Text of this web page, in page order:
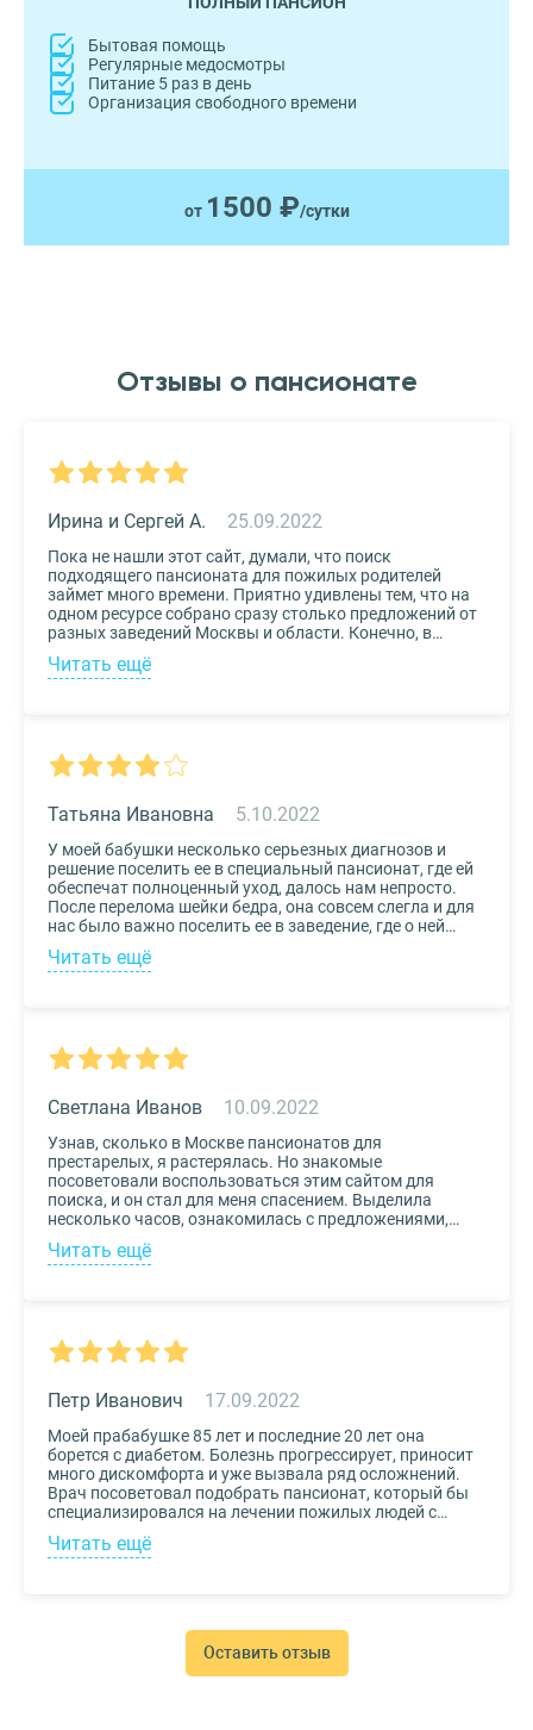
Бытовая помощь
Регулярные медосмотры
Питание 5 раз в день
Организация свободного времени
от 1500 ₽/сутки
Отзывы о пансионате
25.09.2022
Ирина и Сергей А.
Пока не нашли этот сайт, думали, что поиск
подходящего пансионата для пожилых родителей
займет много времени. Приятно удивлены тем, что на
одном ресурсе собрано сразу столько предложений от
разных заведений Москвы и области. Конечно, в
приоритете был выбор по месту расположения –
хотелось бы, чтоб пансионат находился недалеко от
подробная, что определиться на наиболее подходящем
сервис!
Читать ещё
5.10.2022
Татьяна Ивановна
У моей бабушки несколько серьезных диагнозов и
решение поселить ее в специальный пансионат, где ей
обеспечат полноценный уход, далось нам непросто.
После перелома шейки бедра, она совсем слегла и для
нас было важно поселить ее в заведение, где о ней
будут заботиться круглосуточно. Остановили выбор
на реабилитационном центре Медвежьи Озера
Читать ещё
10.09.2022
Светлана Иванов
Узнав, сколько в Москве пансионатов для
престарелых, я растерялась. Но знакомые
посоветовали воспользоваться этим сайтом для
поиска, и он стал для меня спасением. Выделила
несколько часов, ознакомилась с предложениями,
доступными мне по цене и месту расположения и
выбрала два варианта. Связалась с администрацией
Читать ещё
17.09.2022
Петр Иванович
Моей прабабушке 85 лет и последние 20 лет она
борется с диабетом. Болезнь прогрессирует, приносит
много дискомфорта и уже вызвала ряд осложнений.
Врач посоветовал подобрать пансионат, который бы
специализировался на лечении пожилых людей с
диабетом. К выбору заведения подошли со всей
серьезностью, важно было, чтобы за прабабушкой
окружили заботой. Таким заведением оказался
пансионат для пожилых Опека. Находится в Москве, в
соседнем районе, поэтому проведывать дорогого нам
Читать ещё
Оставить отзыв